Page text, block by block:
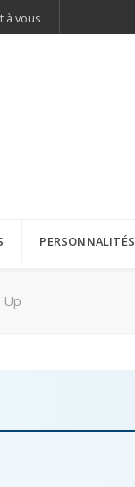
à vous
PERSONNALITÉS
Up